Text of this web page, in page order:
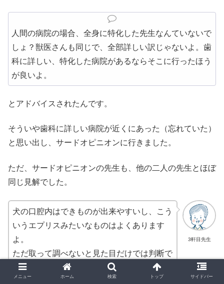
人間の病院の場合、全身に特化した先生なんていないで
しょ？獣医さんも同じで、全部詳しい訳じゃないよ。歯
科に詳しい、特化した病院があるならそこに行ったほう
が良いよ。
とアドバイスされたんです。
そういや歯科に詳しい病院が近くにあった（忘れていた）
と思い出し、サードオピニオンに行きました。
ただ、サードオピニオンの先生も、他の二人の先生とほぼ
同じ見解でした。
3軒目先生
犬の口腔内はできものが出来やすいし、こう
いうエプリスみたいなものはよくあります
よ。
ただ取って調べないと見た目だけでは判断で
きないので。
メニュー ホーム 検索 トップ サイドバー